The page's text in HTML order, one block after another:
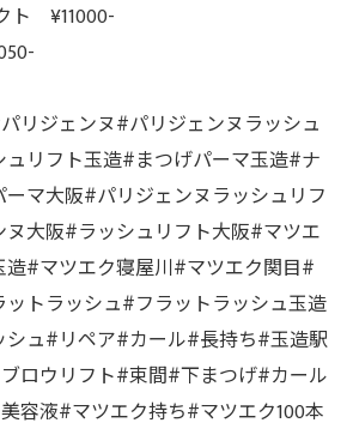
ト ¥11000-
リジェンヌ#パリジェンヌラッシュ
リフト玉造#まつげパーマ玉造#ナ
マ大阪#パリジェンヌラッシュリフ
ヌ大阪#ラッシュリフト大阪#マツエ
#マツエク寝屋川#マツエク関目#
トラッシュ#フラットラッシュ玉造
シュ#リペア#カール#長持ち#玉造駅
ロウリフト#束間#下まつげ#カール
容液#マツエク持ち#マツエク100本